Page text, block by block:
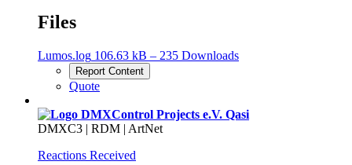
Files
Lumos.log 106.63 kB – 235 Downloads
Report Content
Quote
Qasi
DMXC3 | RDM | ArtNet
Reactions Received